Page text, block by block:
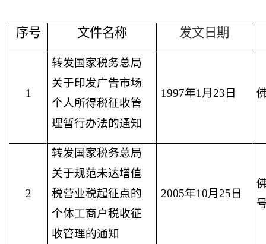
序号 文件名称 发文日期
1
转发国家税务总局
关于印发广告市场
个人所得税征收管
理暂行办法的通知
1997年1月23日
2
转发国家税务总局
关于规范未达增值
税营业税起征点的
个体工商户税收征
收管理的通知
2005年10月25日